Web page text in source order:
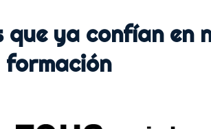
que ya confían
formación